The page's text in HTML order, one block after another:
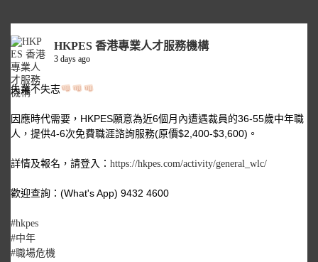
HKPES 香港專業人才服務機構
3 days ago
失業不失志
因應時代需要，HKPES願意為近6個月內遭遇裁員的36-55歲中年職
人，提供4-6次免費職涯諮詢服務(原價$2,400-$3,600)。
詳情及報名，請登入： https://hkpes.com/activity/general_wlc/
歡迎查詢：(What's App) 9432 4600
#hkpes
#中年
#職場危機